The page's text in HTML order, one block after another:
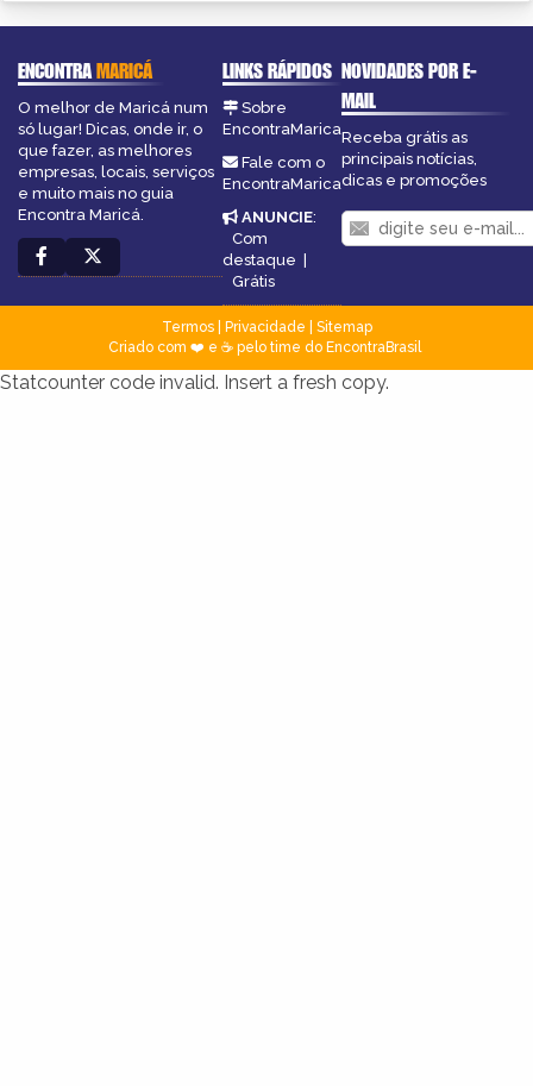
ENCONTRAMARICÁ
O melhor de Maricá num
só lugar! Dicas, onde ir, o
que fazer, as melhores
empresas, locais, serviços
e muito mais no guia
Encontra Maricá.
LINKS RÁPIDOS
Sobre
EncontraMarica
Fale com o
EncontraMarica
ANUNCIE:
Com
destaque
Grátis
NOVIDADES POR E-
MAIL
Receba grátis as
principais notícias,
dicas e promoções
Termos| Privacidade
Sitemap
Criado com ❤️ e ☕ pelo time do EncontraBrasil
Statcounter code invalid. Insert a fresh copy.